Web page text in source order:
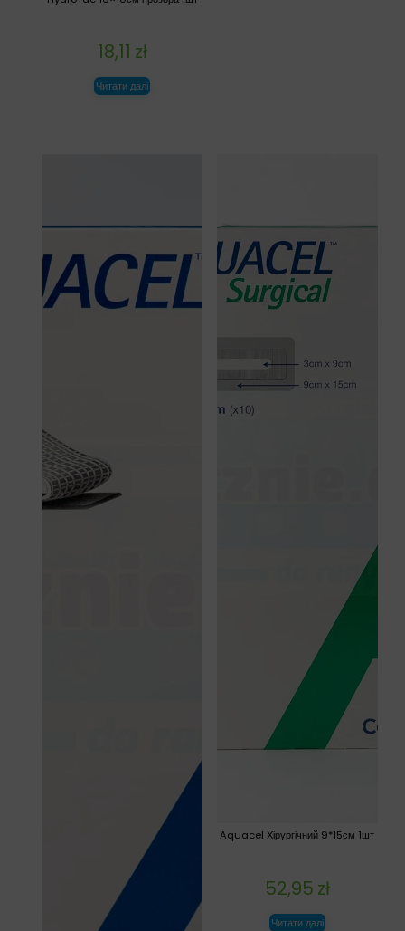
18,11 zł
Читати далі
Aquacel Хірургічний 9*15см 1шт
52,95 zł
Читати далі